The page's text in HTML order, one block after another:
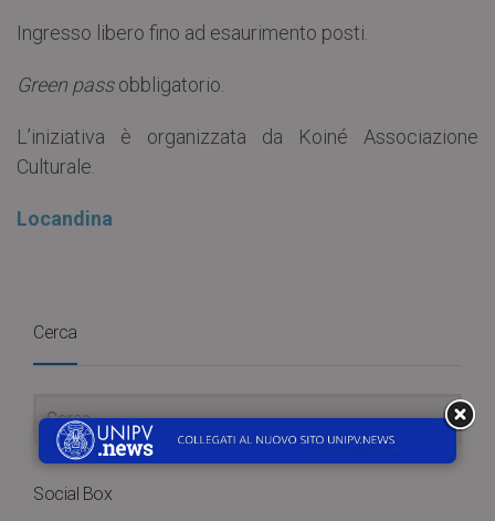
Ingresso libero fino ad esaurimento posti.
Green passobbligatorio.
L’iniziativa è organizzata da Koiné Associazione
Culturale.
Locandina
Cerca
Social Box